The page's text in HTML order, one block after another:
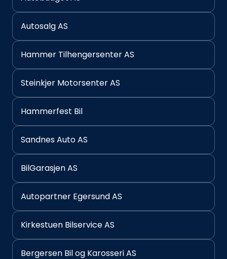
Autosalg AS
Hammer Tilhengersenter AS
Steinkjer Motorsenter AS
Hammerfest Bil
Sandnes Auto AS
BilGarasjen AS
Autopartner Egersund AS
Kirkestuen Bilservice AS
Bergersen Bil og Karosseri AS